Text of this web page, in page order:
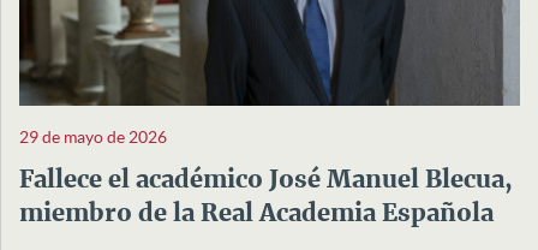
29 de mayo de 2026
Fallece el académico José Manuel Blecua,
miembro de la Real Academia Española